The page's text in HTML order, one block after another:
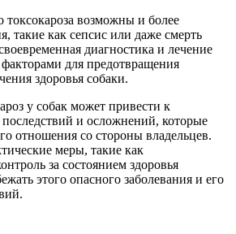
токсокароза возможны и более
такие как сепсис или даже смерть
диагностика и лечение
для предотвращения
здоровья собаки.
у собак может привести к
и осложнений, которые
отношения со стороны владельцев.
меры, такие как
за состоянием здоровья
этого опасного заболевания и его